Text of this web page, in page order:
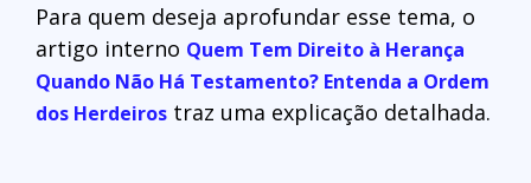
Para quem deseja aprofundar esse tema, o
artigo interno Quem Tem Direito à Herança
Quando Não Há Testamento? Entenda a Ordem
dos Herdeiros traz uma explicação detalhada.